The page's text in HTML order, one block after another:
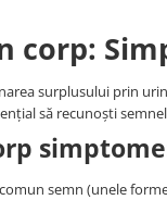
corp:
surplusului prin
să recunoști
semn (unele